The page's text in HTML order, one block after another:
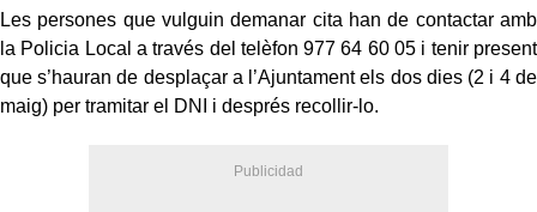
Les persones que vulguin demanar cita han de contactar amb
la Policia Local a través del telèfon 977 64 60 05 i tenir present
que s’hauran de desplaçar a l’Ajuntament els dos dies (2 i 4 de
maig) per tramitar el DNI i després recollir-lo.